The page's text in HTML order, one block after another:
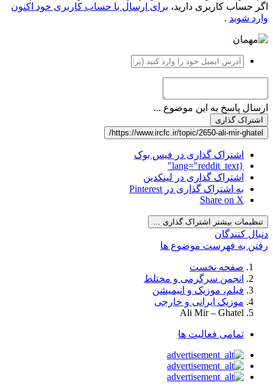
اگر حساب کاربری دارید، برای ارسال با حساب کاربری خود اکنون
وارد شوید .
ارسال پاسخ به این موضوع ...
اشتراک گذاری
https://www.ircfc.ir/topic/2650-ali-mir-ghatel/
اشتراک گذاری در فیس بوک
{lang="reddit_text"
اشتراک گذاری در لینکدین
به اشتراک گذاری در Pinterest
Share on X
تنظیمات بیشتر اشتراک گذاری ...
دنبال کنندگان
رفتن به فهرست موضوع ها
صفحه نخست
انجمن سرگرمی و مختلط
فیلم، موزیک و انیمیشن
موزیک ایرانی و خارجی
Ali Mir – Ghatel
تمامی فعالیت ها